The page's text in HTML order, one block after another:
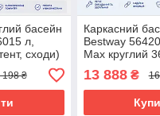
басейн
л,
сходи)
198 ₴
Каркасний
Bestway
Max круглий
10250 л,
сходи, тент,
13 888₴